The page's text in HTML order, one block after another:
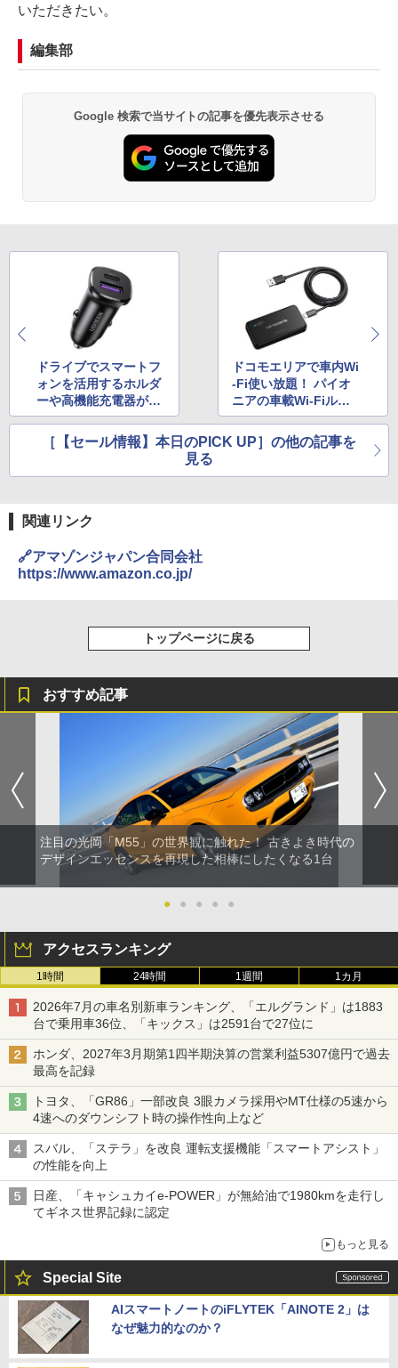
いただきたい。
編集部
Google 検索で当サイトの記事を優先表示させる
ドライブでスマートフ
ォンを活用するホルダ
ーや高機能充電器がA
mazonでタイムセール
ドコモエリアで車内Wi
-Fi使い放題！ パイオ
ニアの車載Wi-Fiルー
ターがAmazonスマイ
ルセールに登場
［【セール情報】本日のPICK UP］の他の記事を
見る
関連リンク
🔗アマゾンジャパン合同会社
https://www.amazon.co.jp/
トップページに戻る
おすすめ記事
注目の光岡「M55」の世界観に触れた！ 古きよき時代の
デザインエッセンスを再現した相棒にしたくなる1台
● ● ● ● ●
アクセスランキング
1時間 24時間 1週間 1カ月
2026年7月の車名別新車ランキング、「エルグランド」は1883
台で乗用車36位、「キックス」は2591台で27位に
ホンダ、2027年3月期第1四半期決算の営業利益5307億円で過去
最高を記録
トヨタ、「GR86」一部改良 3眼カメラ採用やMT仕様の5速から
4速へのダウンシフト時の操作性向上など
スバル、「ステラ」を改良 運転支援機能「スマートアシスト」
の性能を向上
日産、「キャシュカイe-POWER」が無給油で1980kmを走行し
てギネス世界記録に認定
もっと見る
Special Site
AIスマートノートのiFLYTEK「AINOTE 2」は
なぜ魅力的なのか？